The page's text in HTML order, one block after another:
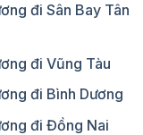
đi Sân Bay Tân
đi Vũng Tàu
đi Bình Dương
đi Đồng Nai